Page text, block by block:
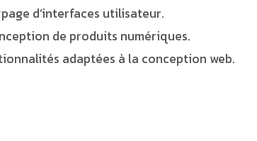
d’interfaces utilisateur.
de produits numériques.
adaptées à la conception web.